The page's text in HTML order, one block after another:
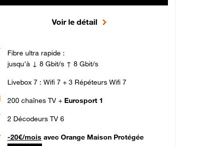
Voir le détail
Fibre ultra rapide :
jusqu'à ↓ 8 Gbit/s ↑ 8 Gbit/s
Livebox 7 : Wifi 7 + 3 Répéteurs Wifi 7
200 chaînes TV + Eurosport 1
2 Décodeurs TV 6
-20€/mois avec Orange Maison Protégée